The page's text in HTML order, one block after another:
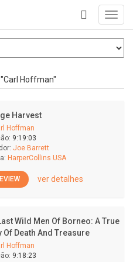
+
Hoffman"
Harvest
Hoffman
9:19:03
Joe Barrett
HarperCollins USA
ver detalhes
Wild Men Of Borneo: A True
Of Death And Treasure
Hoffman
9:18:23